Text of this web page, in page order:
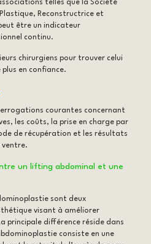
telles que la Société
Reconstructrice et
être un indicateur
continu.
chirurgiens pour trouver celui
en confiance.
courantes concernant
les coûts, la prise en charge par
de récupération et les résultats
ventre.
un lifting abdominal et une
sont deux
visant à améliorer
principale différence réside dans
consiste en une